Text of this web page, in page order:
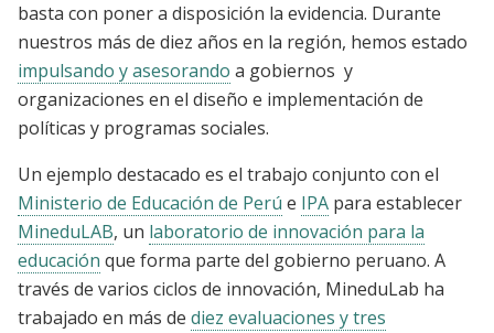
basta con poner a disposición la evidencia. Durante
nuestros más de diez años en la región, hemos estado
impulsando y asesorando a gobiernos y
organizaciones en el diseño e implementación de
políticas y programas sociales.
Un ejemplo destacado es el trabajo conjunto con el
Ministerio de Educación de Perú e IPA para establecer
MineduLAB, un laboratorio de innovación para la
educación que forma parte del gobierno peruano. A
través de varios ciclos de innovación, MineduLab ha
trabajado en más de diez evaluaciones y tres